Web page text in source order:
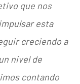
que nos
esta
creciendo a
nivel de
contando